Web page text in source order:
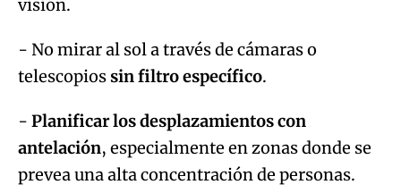
visión.
- No mirar al sol a través de cámaras o
telescopiossin filtro específico.
- Planificar los desplazamientos con
antelación, especialmente en zonas donde se
prevea una alta concentración de personas.